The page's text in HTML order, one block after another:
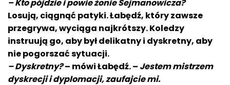
– Kto pójdzie i powie żonieSejmanowicza?
Losują, ciągnąć patyki. Łabędź, który zawsze
przegrywa, wyciąga najkrótszy. Koledzy
instruują go, aby był delikatny i dyskretny, aby
nie pogorszać sytuacji.
– Dyskretny?– mówiŁabędź. – Jestem mistrzem
dyskrecji i dyplomacji, zaufajcie mi.